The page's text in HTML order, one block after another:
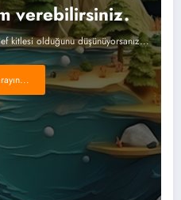
verebilirsiniz.
kitlesi olduğunu düşünüyorsanız...